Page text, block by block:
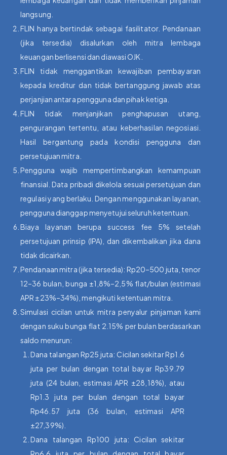
langsung.
FLIN hanya bertindak sebagai fasilitator. Pendanaan
(jika tersedia) disalurkan oleh mitra lembaga
keuangan berlisensi dan diawasi OJK.
FLIN tidak menggantikan kewajiban pembayaran
kepada kreditur dan tidak bertanggung jawab atas
perjanjian antara pengguna dan pihak ketiga.
FLIN tidak menjanjikan penghapusan utang,
pengurangan tertentu, atau keberhasilan negosiasi.
Hasil bergantung pada kondisi pengguna dan
persetujuan mitra.
Pengguna wajib mempertimbangkan kemampuan
finansial. Data pribadi dikelola sesuai persetujuan dan
regulasi yang berlaku. Dengan menggunakan layanan,
pengguna dianggap menyetujui seluruh ketentuan.
Biaya layanan berupa success fee 5% setelah
persetujuan prinsip (IPA), dan dikembalikan jika dana
tidak dicairkan.
Pendanaan mitra (jika tersedia): Rp20–500 juta, tenor
12–36 bulan, bunga ±1,8%–2,5% flat/bulan (estimasi
APR ±23%–34%), mengikuti ketentuan mitra.
Simulasi cicilan untuk mitra penyalur pinjaman kami
dengan suku bunga flat 2.15% per bulan berdasarkan
saldo menurun:
Dana talangan Rp25 juta: Cicilan sekitar Rp1.6
juta per bulan dengan total bayar Rp39.79
juta (24 bulan, estimasi APR ±28,18%), atau
Rp1.3 juta per bulan dengan total bayar
Rp46.57 juta (36 bulan, estimasi APR
±27,39%).
Dana talangan Rp100 juta: Cicilan sekitar